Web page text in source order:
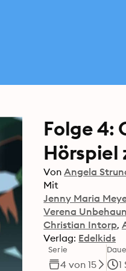
Folge 4:
Hörspiel
Von Angela
Mit
Jenny Maria
Verena Unbehaun
Christian Intorp
Verlag: Edelkids
Serie
4 von 15 1